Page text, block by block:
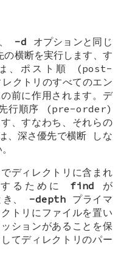
-d オプションと同じ
の横断を実行します、す
、ポスト順 (post-
クトリのすべてのエン
前に作用されます。デ
行順序 (pre-order)
、すなわち、それらの
、深さ優先で横断
しな
ディレクトリに含まれ
るために find が
き、 -depth プライマ
トリにファイルを置い
ションがあることを保
てディレクトリのパー